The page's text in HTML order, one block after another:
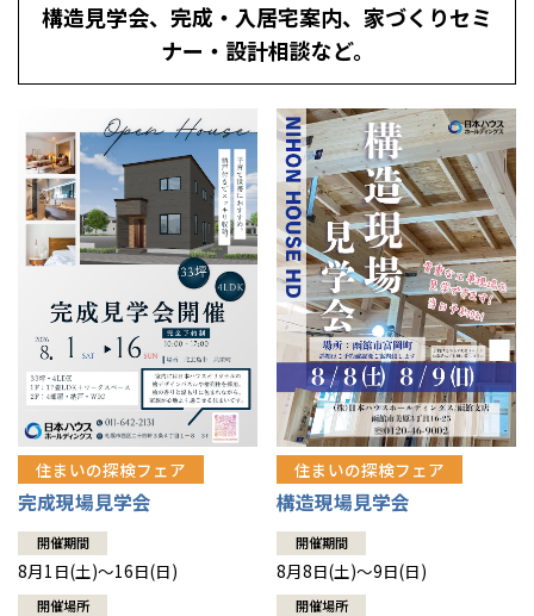
エネルギー自給自足
感謝訪問・長期保証
直営工事
1メーターモジュール
冷暖房標準装備
24時間対応コールセンター
デザイン賞各種受賞
セントラルヒーティング
知られざる檜の効果・作用
理想の木材「檜」
平屋の家
外観・インテリア集
暮らし方提案
住まいのコラム
住まいのお手入れ集
リフォーム トップ
選ばれる理由
リフォームの流れ
介護保険利用で快適リフォーム
賃貸併用住宅のメリット
安心のサポートシステム
展示場案内
分譲住宅・土地
分譲マンション
分譲マンション トップ
ワザックとは
高い信頼性
安心の管理体制
ギャラリー
会社情報
会社情報 トップ
ニュースリリース
代表ごあいさつ
企業理念
お問い合わせ
会員サイト
構造見学会、完成・入居宅案内、家づくりセミ
ナー・設計相談など。
住まいの探検フェア
完成現場見学会
開催期間
8月1日(土)～16日(日)
開催場所
住まいの探検フェア
構造現場見学会
開催期間
8月8日(土)～9日(日)
開催場所